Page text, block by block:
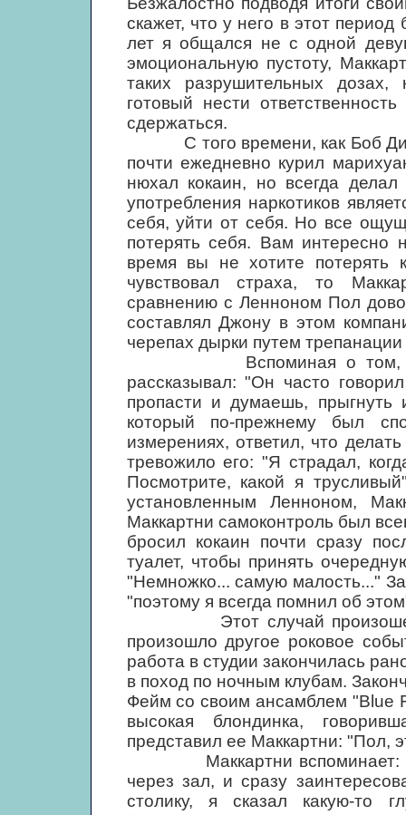
скажет, что у него в этот
лет я общался не с одной
эмоциональную пустоту,
таких разрушительных
готовый нести
сдержаться.
С того времени, как Боб
почти ежедневно курил
нюхал кокаин, но всегда
употребления наркотиков
себя, уйти от себя. Но все
потерять себя. Вам
время вы не хотите
чувствовал страха, то
сравнению с Ленноном Пол
составлял Джону в этом
черепах дырки путем
Вспоминая о том, как
рассказывал: "Он часто
пропасти и думаешь, прыгнуть
который по-прежнему был
измерениях, ответил, что
тревожило его: "Я страдал,
Посмотрите, какой я
установленным Ленноном,
Маккартни самоконтроль был
бросил кокаин почти сразу
туалет, чтобы принять
"Немножко... самую малость..."
"поэтому я всегда помнил об
Этот случай произошел в
произошло другое роковое
работа в студии закончилась
в поход по ночным клубам.
Фейм со своим ансамблем "Blue
высокая блондинка,
представил ее Маккартни: "Пол,
Маккартни вспоминает: "Я
через зал, и сразу
столику, я сказал какую-то